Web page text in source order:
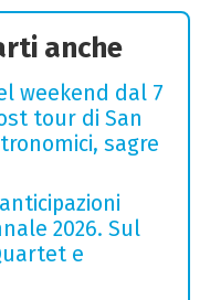
anche
weekend dal 7
tour di San
sagre
2026. Sul
e